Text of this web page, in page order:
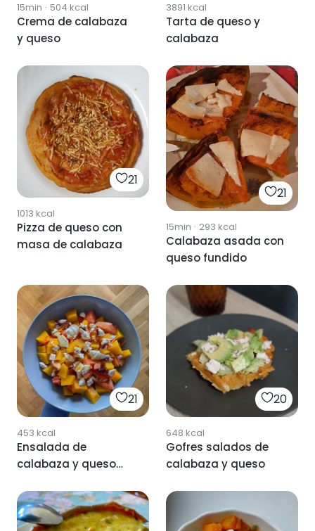
15min · 504 kcal
Crema de calabaza
y queso
3891 kcal
Tarta de queso y
calabaza
21
1013 kcal
Pizza de queso con
masa de calabaza
21
15min · 293 kcal
Calabaza asada con
queso fundido
21
453 kcal
Ensalada de
calabaza y queso
20
648 kcal
Gofres salados de
calabaza y queso